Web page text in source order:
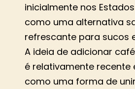
inicialmente nos
como uma alternativa
refrescante para sucos
A ideia de adicionar
é relativamente recente
como uma forma de